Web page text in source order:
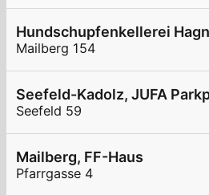
Hundschupfenkellerei
Mailberg 154
Seefeld-Kadolz, JUFA
Seefeld 59
Mailberg, FF-Haus
Pfarrgasse 4